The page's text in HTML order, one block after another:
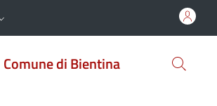
Comune di Bientina